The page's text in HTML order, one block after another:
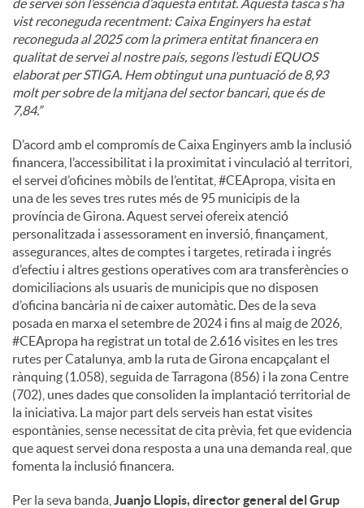
de servei són l’essència d’aquesta entitat. Aquesta tasca s’ha
vist reconeguda recentment: Caixa Enginyers ha estat
reconeguda al 2025 com la primera entitat financera en
qualitat de servei al nostre país, segons l’estudi EQUOS
elaborat per STIGA. Hem obtingut una puntuació de 8,93
molt per sobre de la mitjana del sector bancari, que és de
7,84.”
D’acord amb el compromís de Caixa Enginyers amb la inclusió
financera, l’accessibilitat i la proximitat i vinculació al territori,
el servei d’oficines mòbils de l’entitat, #CEApropa, visita en
una de les seves tres rutes més de 95 municipis de la
província de Girona. Aquest servei ofereix atenció
personalitzada i assessorament en inversió, finançament,
assegurances, altes de comptes i targetes, retirada i ingrés
d’efectiu i altres gestions operatives com ara transferències o
domiciliacions als usuaris de municipis que no disposen
d’oficina bancària ni de caixer automàtic. Des de la seva
posada en marxa el setembre de 2024 i fins al maig de 2026,
#CEApropa ha registrat un total de 2.616 visites en les tres
rutes per Catalunya, amb la ruta de Girona encapçalant el
rànquing (1.058), seguida de Tarragona (856) i la zona Centre
(702), unes dades que consoliden la implantació territorial de
la iniciativa. La major part dels serveis han estat visites
espontànies, sense necessitat de cita prèvia, fet que evidencia
que aquest servei dona resposta a una una demanda real, que
fomenta la inclusió financera.
Per la seva banda, Juanjo Llopis, director general del Grup